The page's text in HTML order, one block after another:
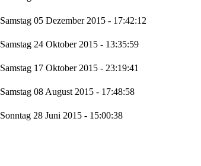
Samstag 05 Dezember 2015 - 17:42:12
Samstag 24 Oktober 2015 - 13:35:59
Samstag 17 Oktober 2015 - 23:19:41
Samstag 08 August 2015 - 17:48:58
Sonntag 28 Juni 2015 - 15:00:38